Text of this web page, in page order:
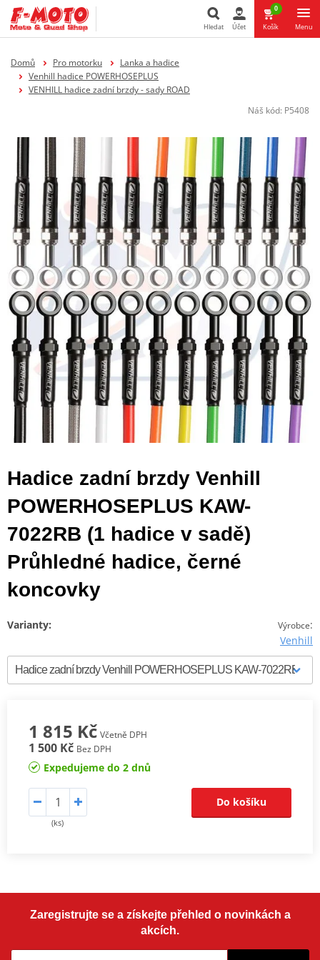
Hledat Účet
0
Košík Menu
Domů Pro motorku
Lanka a hadice
Venhill hadice POWERHOSEPLUS
VENHILL hadice zadní brzdy - sady ROAD
Náš kód: P5408
Hadice zadní brzdy Venhill
POWERHOSEPLUS KAW-
7022RB (1 hadice v sadě)
Průhledné hadice, černé
koncovky
Výrobce:
Venhill
Varianty:
1 815 Kč Včetně DPH
1 500 Kč Bez DPH
Expedujeme do 2 dnů
(ks)
Do košíku
Zaregistrujte se a získejte přehled o novinkách a
akcích.